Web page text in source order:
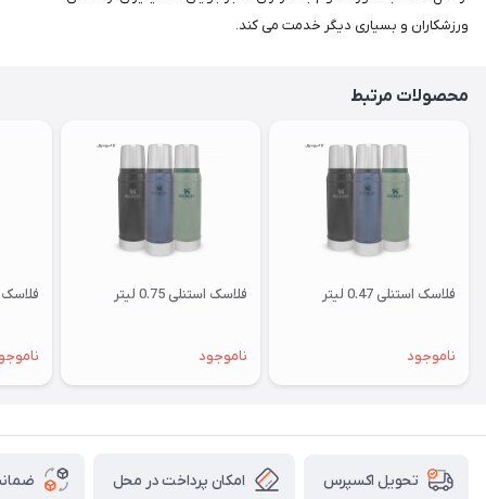
ورزشکاران و بسیاری دیگر خدمت می کند.
محصولات مرتبط
فلاسک استنلی 0.47 لیتر
ناموجود
فلاسک استنلی 0.75 لیتر
ناموجود
فلاسک
تحویل اکسپرس امکان پرداخت در محل